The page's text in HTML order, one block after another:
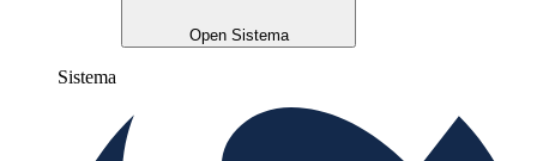
Open Sistema
Sistema